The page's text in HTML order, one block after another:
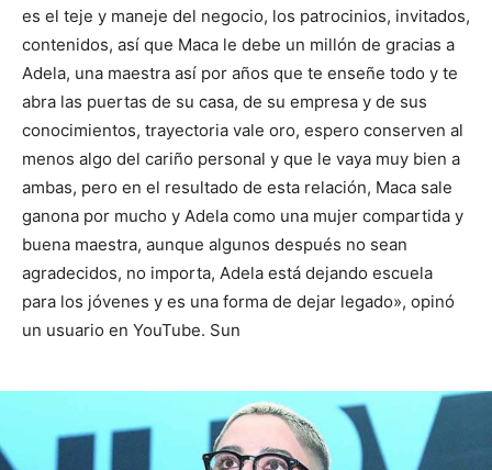
es el teje y maneje del negocio, los patrocinios, invitados,
contenidos, así que Maca le debe un millón de gracias a
Adela, una maestra así por años que te enseñe todo y te
abra las puertas de su casa, de su empresa y de sus
conocimientos, trayectoria vale oro, espero conserven al
menos algo del cariño personal y que le vaya muy bien a
ambas, pero en el resultado de esta relación, Maca sale
ganona por mucho y Adela como una mujer compartida y
buena maestra, aunque algunos después no sean
agradecidos, no importa, Adela está dejando escuela
para los jóvenes y es una forma de dejar legado», opinó
un usuario en YouTube. Sun